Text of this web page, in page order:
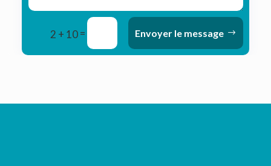
2 + 10= Envoyer le message